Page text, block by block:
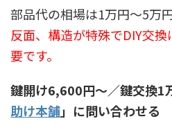
部品代の相場は1万円〜5万円
反面、構造が特殊でDIY交
要です。
鍵開け6,600円〜／鍵交換1
助け本舗」に問い合わせる